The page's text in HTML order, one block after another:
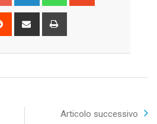
Reddit
Share
Articolo successivo